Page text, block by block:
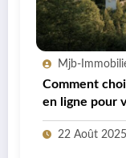
Mjb-
Comment
en ligne pour
22 Août 2025